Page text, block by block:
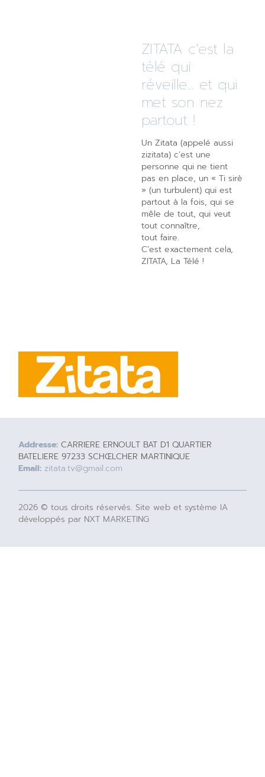
ZITATA c’est la
télé qui
réveille... et qui
met son nez
partout !
Un Zitata (appelé aussi
zizitata) c’est une
personne qui ne tient
pas en place, un « Ti sirè
» (un turbulent) qui est
partout à la fois, qui se
mêle de tout, qui veut
tout connaître,
tout faire.
C’est exactement cela,
ZITATA, La Télé !
Addresse: CARRIERE ERNOULT BAT D1 QUARTIER
BATELIERE 97233 SCHŒLCHER MARTINIQUE
Email: zitata.tv@gmail.com
2026 © tous droits réservés. Site web et système IA
développés par NXT MARKETING